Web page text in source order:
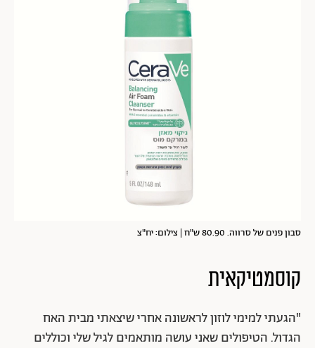
סבון פנים של סרווה. 80.90 ש"ח | צילום: יח"צ
קוסמטיקאית
"הגעתי למימי לוזון לראשונה אחרי שיצאתי מבית האח
הגדול. הטיפולים שאני עושה מותאמים לגיל שלי וכוללים